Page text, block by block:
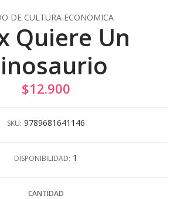
DE CULTURA ECONOMICA
Quiere Un
$12.900
SKU: 9789681641146
DISPONIBILIDAD: 1
CANTIDAD